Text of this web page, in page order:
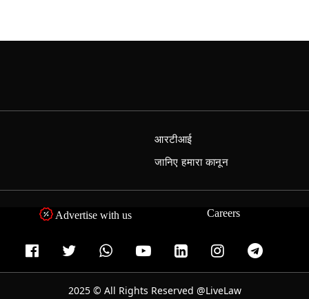
आरटीआई
जानिए हमारा कानून
Advertise with us Careers
2025 © All Rights Reserved @LiveLaw